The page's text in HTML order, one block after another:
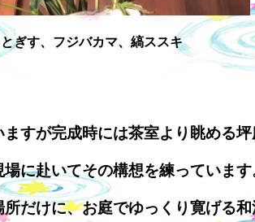
ぎす、フジバカマ、縞ススキ
すが完成時には茶室より眺める
に赴いてその構想を練っています
だけに、お庭でゆっくり寛げる